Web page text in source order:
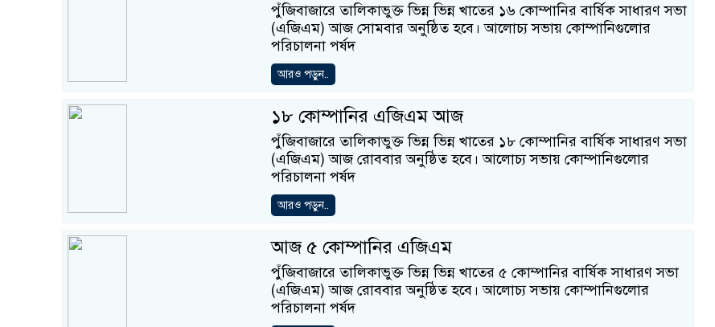
পুঁজিবাজারে তালিকাভুক্ত ভিন্ন ভিন্ন খাতের ১৬ কোম্পানির বার্ষিক সাধারণ সভা
(এজিএম) আজ সোমবার অনুষ্ঠিত হবে। আলোচ্য সভায় কোম্পানিগুলোর
পরিচালনা পর্ষদ
আরও পড়ুন..
১৮ কোম্পানির এজিএম আজ
পুঁজিবাজারে তালিকাভুক্ত ভিন্ন ভিন্ন খাতের ১৮ কোম্পানির বার্ষিক সাধারণ সভা
(এজিএম) আজ রোববার অনুষ্ঠিত হবে। আলোচ্য সভায় কোম্পানিগুলোর
পরিচালনা পর্ষদ
আরও পড়ুন..
আজ ৫ কোম্পানির এজিএম
পুঁজিবাজারে তালিকাভুক্ত ভিন্ন ভিন্ন খাতের ৫ কোম্পানির বার্ষিক সাধারণ সভা
(এজিএম) আজ রোববার অনুষ্ঠিত হবে। আলোচ্য সভায় কোম্পানিগুলোর
পরিচালনা পর্ষদ